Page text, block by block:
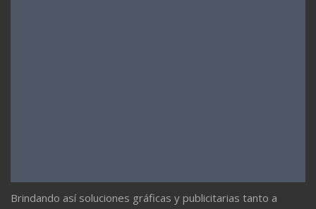
Brindando así soluciones gráficas y publicitarias tanto a